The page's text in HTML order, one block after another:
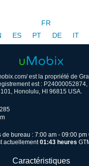
FR
ES PT DE IT
est la propriété de
est :
101, Honolulu, HI 96815 USA.
de bureau : 7:00 am - 09:00 pm
actuellement01:43 heures
Caractéristiques